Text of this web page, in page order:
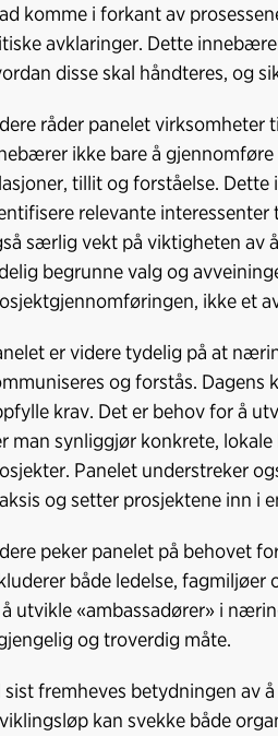
komme i forkant av
avklaringer. Dette
disse skal håndteres, og
råder panelet virksomheter
ikke bare å
tillit og forståelse.
relevante
særlig vekt på viktigheten av
begrunne valg og
ikke et
er videre tydelig på at
og forstås. Dagens
krav. Det er behov for å
man synliggjør konkrete,
Panelet understreker
og setter prosjektene inn i
peker panelet på behovet
både ledelse, fagmiljøer
utvikle «ambassadører» i
og troverdig måte.
sist fremheves betydningen av
kan svekke både